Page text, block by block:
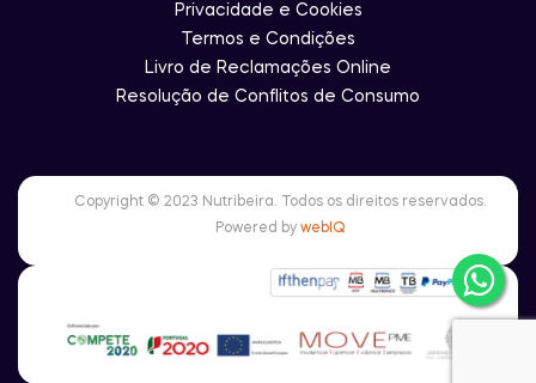
Privacidade e Cookies
Termos e Condições
Livro de Reclamações Online
Resolução de Conflitos de Consumo
Copyright © 2023 Nutribeira. Todos os direitos reservados.
Powered by webIQ